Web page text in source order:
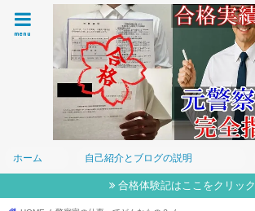
menu
ホーム 自己紹介とブログの説明
合格体験記はここをクリック